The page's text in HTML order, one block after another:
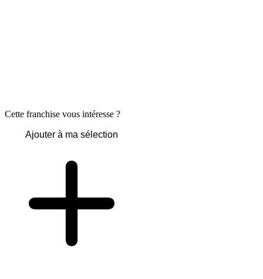
Cette franchise vous intéresse ?
Ajouter à ma sélection